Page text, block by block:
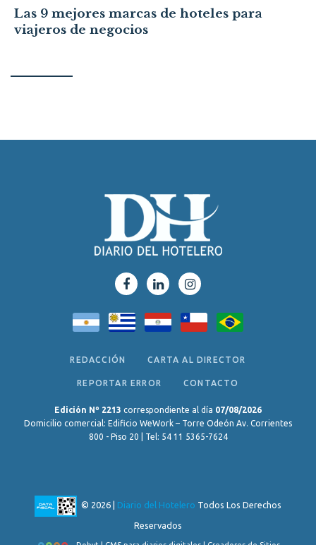
Las 9 mejores marcas de hoteles para
viajeros de negocios
REDACCIÓN CARTA AL DIRECTOR
REPORTAR ERROR CONTACTO
Edición Nº 2213 correspondiente al día 07/08/2026
Domicilio comercial: Edificio WeWork – Torre Odeón Av. Corrientes
800 - Piso 20 | Tel: 54 11 5365-7624
© 2026 | Diario del Hotelero Todos Los Derechos
Reservados